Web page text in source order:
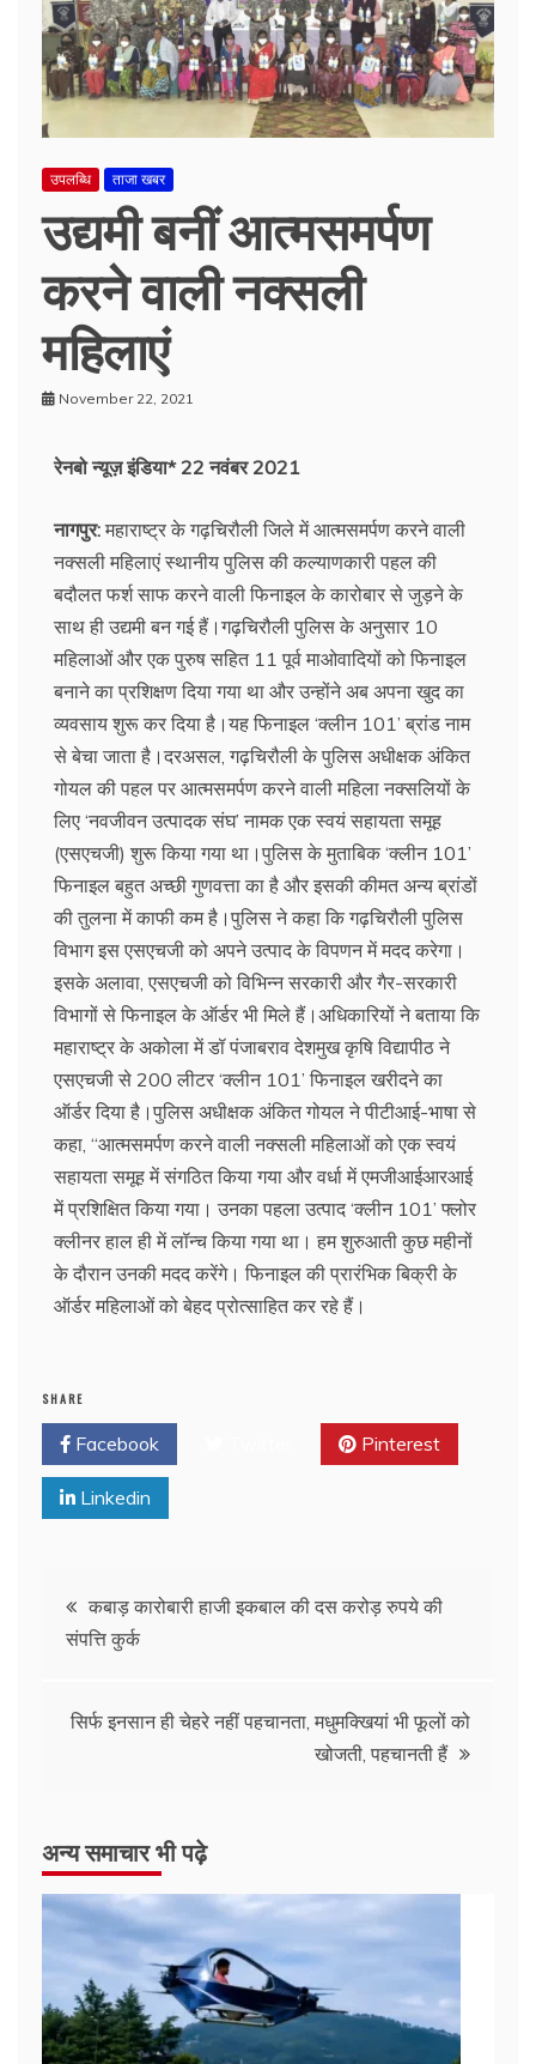
उपलब्धि ताजा खबर
उद्यमी बनीं आत्मसमर्पण
करने वाली नक्सली
महिलाएं
November 22, 2021
रेनबो न्यूज़ इंडिया* 22 नवंबर 2021
नागपुर:महाराष्ट्र के गढ़चिरौली जिले में आत्मसमर्पण करने वाली
नक्सली महिलाएं स्थानीय पुलिस की कल्याणकारी पहल की
बदौलत फर्श साफ करने वाली फिनाइल के कारोबार से जुड़ने के
साथ ही उद्यमी बन गई हैं।गढ़चिरौली पुलिस के अनुसार 10
महिलाओं और एक पुरुष सहित 11 पूर्व माओवादियों को फिनाइल
बनाने का प्रशिक्षण दिया गया था और उन्होंने अब अपना खुद का
व्यवसाय शुरू कर दिया है।यह फिनाइल ‘क्लीन 101’ ब्रांड नाम
से बेचा जाता है।दरअसल, गढ़चिरौली के पुलिस अधीक्षक अंकित
गोयल की पहल पर आत्मसमर्पण करने वाली महिला नक्सलियों के
लिए ‘नवजीवन उत्पादक संघ’ नामक एक स्वयं सहायता समूह
(एसएचजी) शुरू किया गया था।पुलिस के मुताबिक ‘क्लीन 101’
फिनाइल बहुत अच्छी गुणवत्ता का है और इसकी कीमत अन्य ब्रांडों
की तुलना में काफी कम है।पुलिस ने कहा कि गढ़चिरौली पुलिस
विभाग इस एसएचजी को अपने उत्पाद के विपणन में मदद करेगा।
इसके अलावा, एसएचजी को विभिन्न सरकारी और गैर-सरकारी
विभागों से फिनाइल के ऑर्डर भी मिले हैं।अधिकारियों ने बताया कि
महाराष्ट्र के अकोला में डॉ पंजाबराव देशमुख कृषि विद्यापीठ ने
एसएचजी से 200 लीटर ‘क्लीन 101’ फिनाइल खरीदने का
ऑर्डर दिया है।पुलिस अधीक्षक अंकित गोयल ने पीटीआई-भाषा से
कहा, ‘‘आत्मसमर्पण करने वाली नक्सली महिलाओं को एक स्वयं
सहायता समूह में संगठित किया गया और वर्धा में एमजीआईआरआई
में प्रशिक्षित किया गया। उनका पहला उत्पाद ‘क्लीन 101’ फ्लोर
क्लीनर हाल ही में लॉन्च किया गया था। हम शुरुआती कुछ महीनों
के दौरान उनकी मदद करेंगे। फिनाइल की प्रारंभिक बिक्री के
ऑर्डर महिलाओं को बेहद प्रोत्साहित कर रहे हैं।
SHARE
Facebook Pinterest
Linkedin
कबाड़ कारोबारी हाजी इकबाल की दस करोड़ रुपये की
संपत्ति कुर्क
सिर्फ इनसान ही चेहरे नहीं पहचानता, मधुमक्खियां भी फूलों को
खोजती, पहचानती हैं
अन्य समाचार भी पढ़े